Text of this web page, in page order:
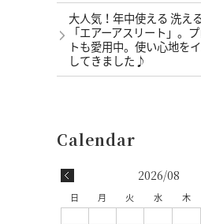
大人気！年中使える 洗え
「エアーアスリート」。
トも愛用中。使い心地を
してきました♪
2026/08
日 月 火 水 木